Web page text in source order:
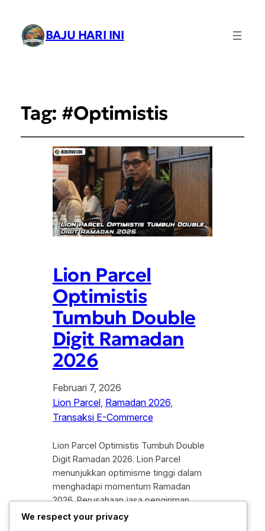
BAJU HARI INI
Tag: #Optimistis
Lion Parcel
Optimistis
Tumbuh Double
Digit Ramadan
2026
Februari 7, 2026
Lion Parcel, Ramadan 2026
Transaksi E-Commerce
Lion Parcel Optimistis Tumbuh Double
Digit Ramadan 2026. Lion Parcel
menunjukkan optimisme tinggi dalam
menghadapi momentum Ramadan
2026. Perusahaan jasa pengiriman
tersebut menargetkan pertumbuhan
We respect your privacy